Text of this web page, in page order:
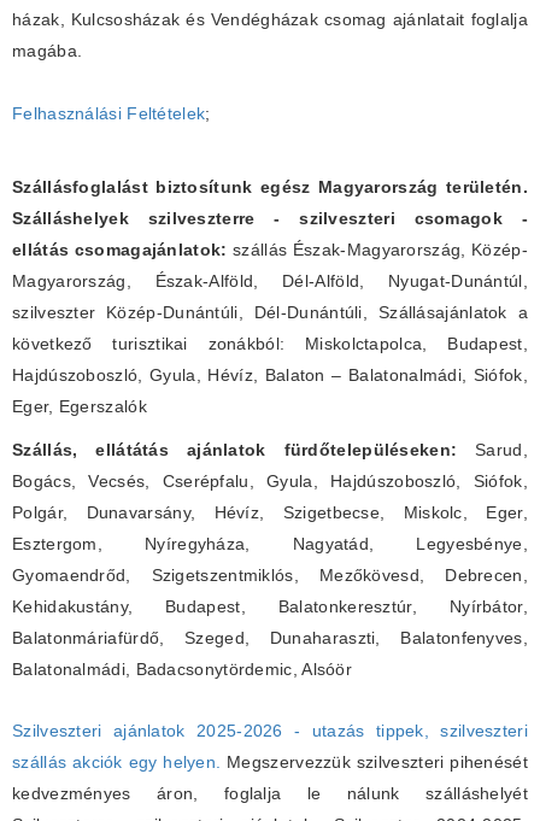
házak, Kulcsosházak és Vendégházak csomag ajánlatait foglalja
magába.
Felhasználási Feltételek;
Szállásfoglalást biztosítunk egész Magyarország területén.
Szálláshelyek szilveszterre - szilveszteri csomagok -
ellátás csomagajánlatok: szállás Észak-Magyarország, Közép-
Magyarország, Észak-Alföld, Dél-Alföld, Nyugat-Dunántúl,
szilveszter Közép-Dunántúli, Dél-Dunántúli, Szállásajánlatok a
következő turisztikai zonákból: Miskolctapolca, Budapest,
Hajdúszoboszló, Gyula, Hévíz, Balaton – Balatonalmádi, Siófok,
Eger, Egerszalók
Szállás, ellátátás ajánlatok fürdőtelepüléseken:Sarud,
Bogács, Vecsés, Cserépfalu, Gyula, Hajdúszoboszló, Siófok,
Polgár, Dunavarsány, Hévíz, Szigetbecse, Miskolc, Eger,
Esztergom, Nyíregyháza, Nagyatád, Legyesbénye,
Gyomaendrőd, Szigetszentmiklós, Mezőkövesd, Debrecen,
Kehidakustány, Budapest, Balatonkeresztúr, Nyírbátor,
Balatonmáriafürdő, Szeged, Dunaharaszti, Balatonfenyves,
Balatonalmádi, Badacsonytördemic, Alsóör
Szilveszteri ajánlatok 2025-2026 - utazás tippek, szilveszteri
szállás akciók egy helyen. Megszervezzük szilveszteri pihenését
kedvezményes áron, foglalja le nálunk szálláshelyét